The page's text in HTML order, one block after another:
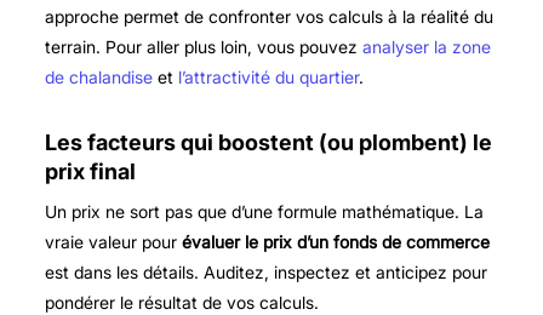
approche permet de confronter vos calculs à la réalité du
terrain. Pour aller plus loin, vous pouvez analyser la zone
de chalandiseet l’attractivité du quartier.
Les facteurs qui boostent (ou plombent) le
prix final
Un prix ne sort pas que d’une formule mathématique. La
vraie valeur pour évaluer le prix d’un fonds de commerce
est dans les détails. Auditez, inspectez et anticipez pour
pondérer le résultat de vos calculs.